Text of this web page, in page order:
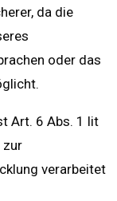
da die
oder das
Art. 6 Abs. 1 lit
zur
verarbeitet